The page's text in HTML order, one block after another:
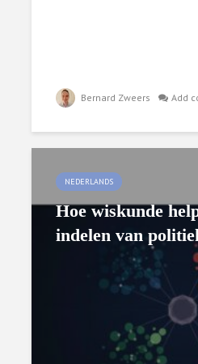
Bernard Zweers Add
NEDERLANDS
Hoe wiskunde
indelen van